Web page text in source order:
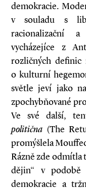
demokracie.
v souladu s
racionalizační
vycházejíce z
rozličných definic
o kulturní
světle jeví jako
zpochybňované
Ve své další,
politična (The
promýšlela
Rázně zde odmítla
dějin“ v podobě
demokracie a